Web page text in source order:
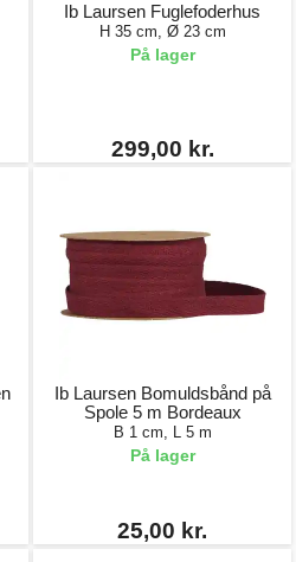
Ib Laursen Fuglefoderhus
H 35 cm, Ø 23 cm
På lager
299,00 kr.
Ib Laursen Bomuldsbånd på
Spole 5 m Bordeaux
B 1 cm, L 5 m
På lager
25,00 kr.